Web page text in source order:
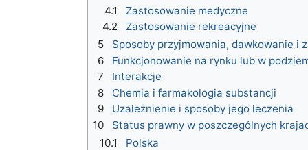
4.1
Zastosowanie medyczne
4.2
Zastosowanie rekreacyjne
5
Sposoby przyjmowania, dawkowanie i
6
Funkcjonowanie na rynku lub w
7
Interakcje
8
Chemia i farmakologia substancji
9
Uzależnienie i sposoby jego leczenia
10
Status prawny w poszczególnych
10.1
Polska